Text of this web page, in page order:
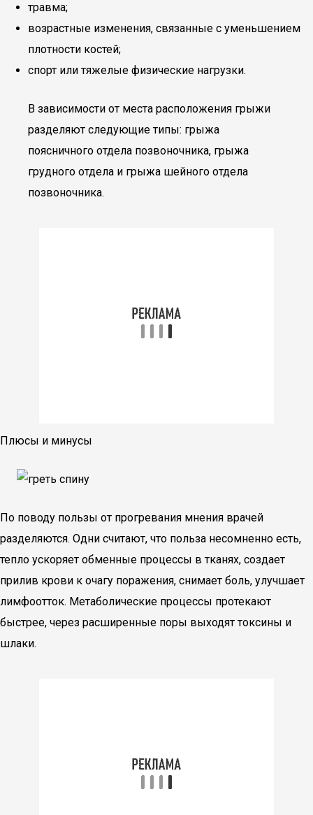
травма;
возрастные изменения, связанные с уменьшением
плотности костей;
спорт или тяжелые физические нагрузки.
В зависимости от места расположения грыжи
разделяют следующие типы: грыжа
поясничного отдела позвоночника, грыжа
грудного отдела и грыжа шейного отдела
позвоночника.
Плюсы и минусы
По поводу пользы от прогревания мнения врачей
разделяются. Одни считают, что польза несомненно есть,
тепло ускоряет обменные процессы в тканях, создает
прилив крови к очагу поражения, снимает боль, улучшает
лимфоотток. Метаболические процессы протекают
быстрее, через расширенные поры выходят токсины и
шлаки.